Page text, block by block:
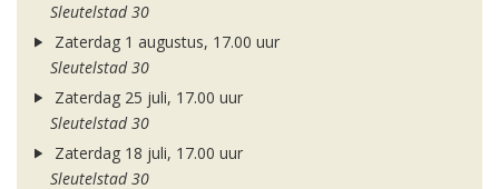
Sleutelstad 30
Zaterdag 1 augustus, 17.00 uur
Sleutelstad 30
Zaterdag 25 juli, 17.00 uur
Sleutelstad 30
Zaterdag 18 juli, 17.00 uur
Sleutelstad 30